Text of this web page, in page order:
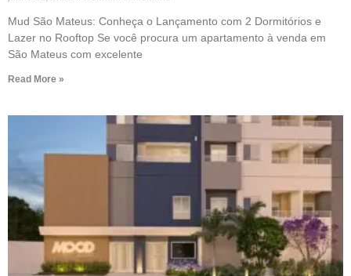
Mud São Mateus: Conheça o Lançamento com 2 Dormitórios e
Lazer no Rooftop Se você procura um apartamento à venda em
São Mateus com excelente
Read More »